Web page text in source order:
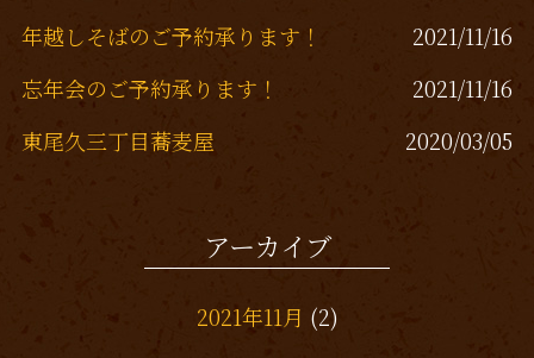
年越しそばのご予約承ります！
2021/11/16
忘年会のご予約承ります！
2021/11/16
東尾久三丁目蕎麦屋
2020/03/05
東尾久三丁目居酒屋アーカイブ
2021年11月 (2)